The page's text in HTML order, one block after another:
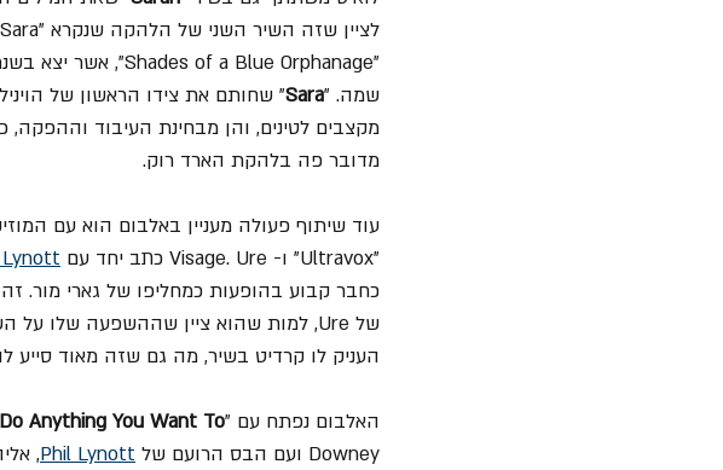
"Shades of a Blue Orphanage", אשר יצא בשנת 1972 ונכתב על סבתו של
שמה. "Sara" שחותם את צידו הראשון של
מקצבים לטינים, והן מבחינת העיבוד וההפקה,
מדובר פה בלהקת הארד רוק.
"Ultravox" ו- Visage. Ure כתב יחד עם
כחבר קבוע בהופעות כמחליפו של גארי מור.
של Ure, למות שהוא ציין שההשפעה שלו על השיר היתה מינורית וכי הוא ממש הוחמא מכך ש-
העניק לו קרדיט בשיר, מה גם שזה מאוד סייע
האלבום נפתח עם "Do Anything You Want To
Downey ועם הבס הרועם של
Phil Lynott
,